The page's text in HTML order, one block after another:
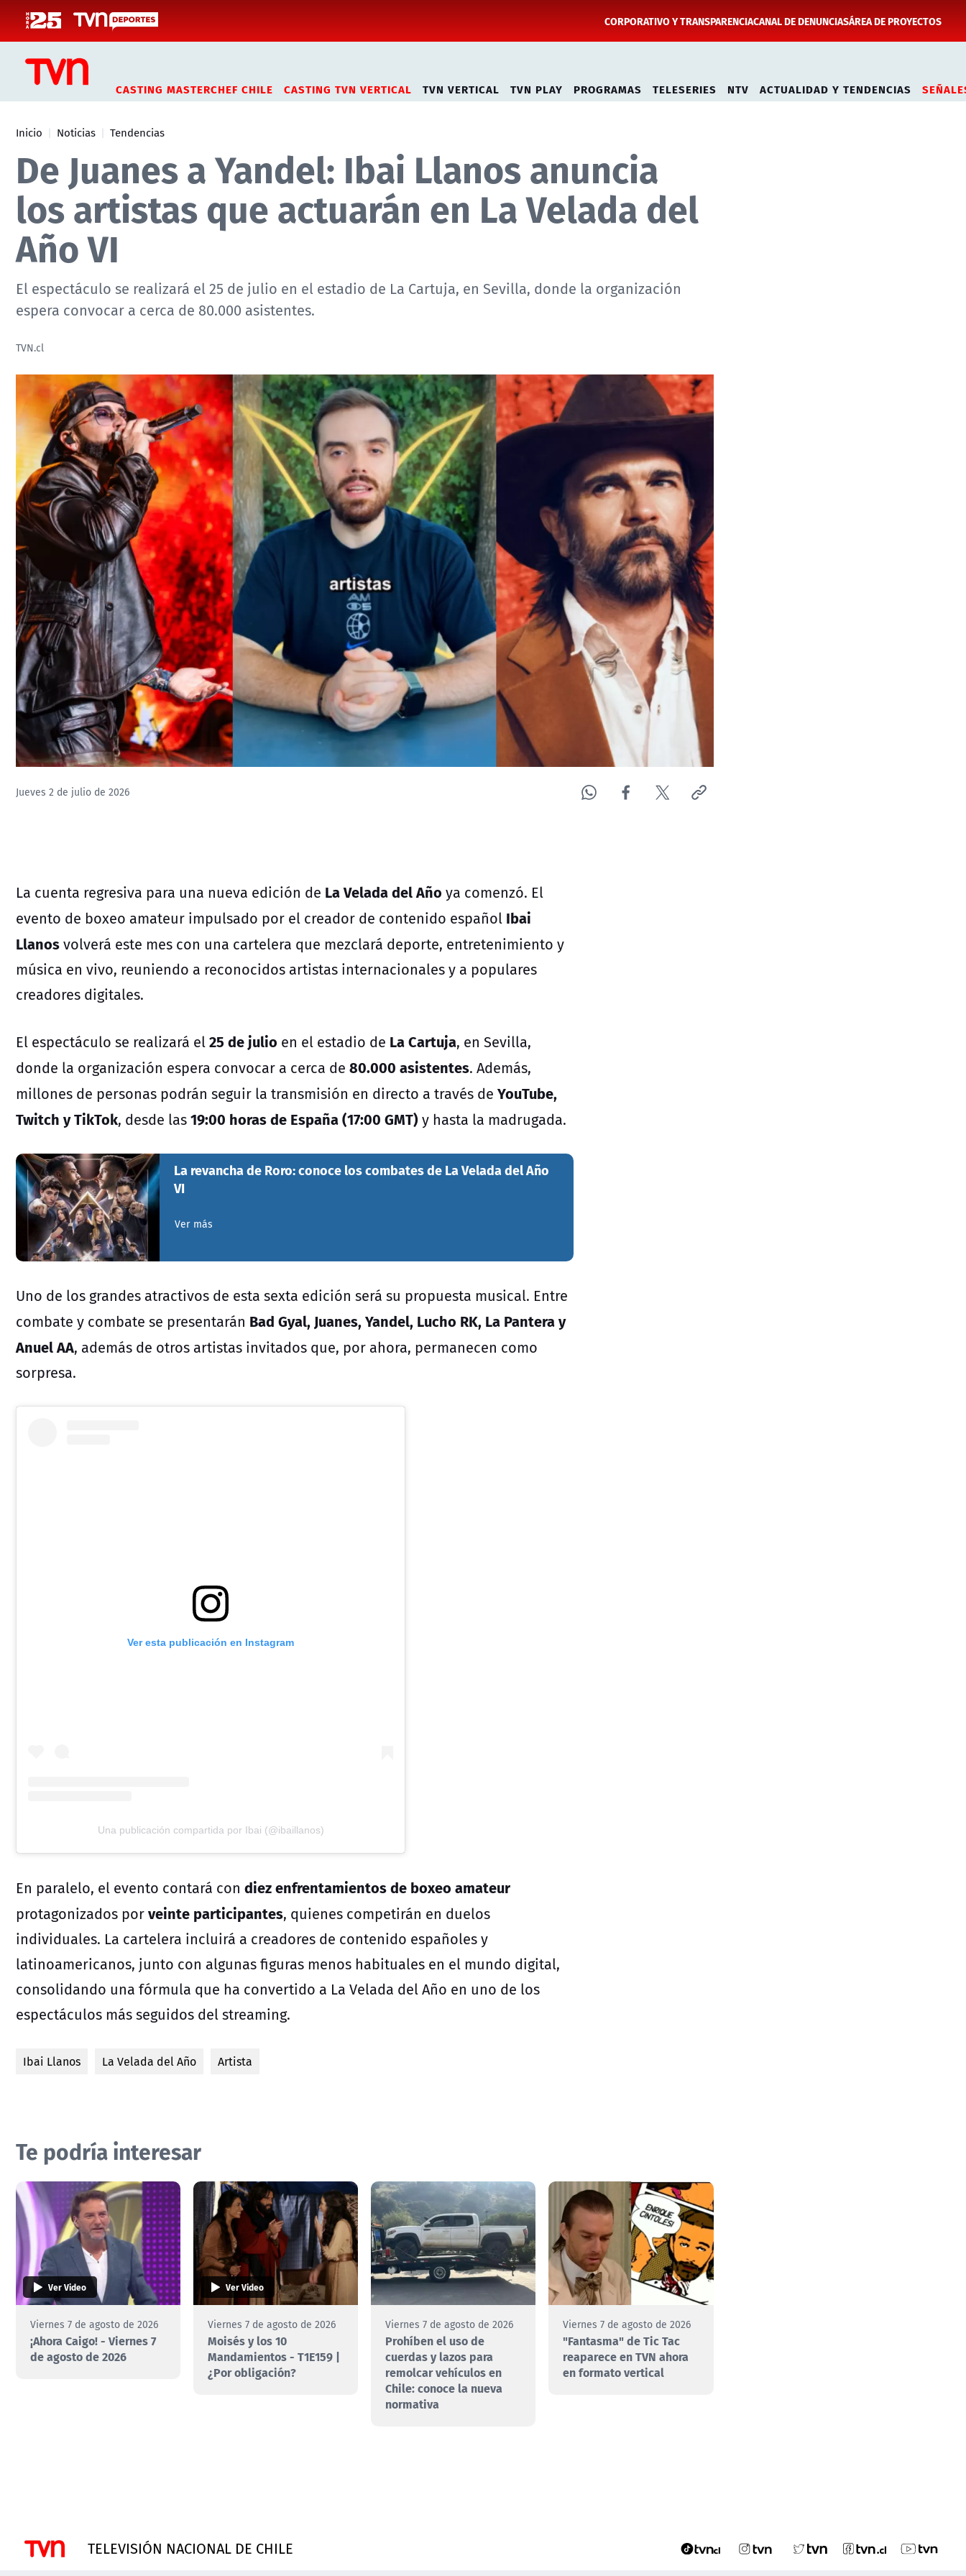
CORPORATIVO Y TRANSPARENCIACANAL DE DENUNCIASÁREA DE PROYECTOS
CASTING MASTERCHEF CHILE CASTING TVN VERTICAL TVN VERTICAL TVN PLAY PROGRAMAS TELESERIES NTV ACTUALIDAD Y TENDENCIAS
Inicio Noticias Tendencias
De Juanes a Yandel: Ibai Llanos anuncia
los artistas que actuarán en La Velada del
Año VI
El espectáculo se realizará el 25 de julio en el estadio de La Cartuja, en Sevilla, donde la organización
espera convocar a cerca de 80.000 asistentes.
TVN.cl
Jueves 2 de julio de 2026
La cuenta regresiva para una nueva edición de La Velada del Año ya comenzó. El
evento de boxeo amateur impulsado por el creador de contenido español Ibai
Llanosvolverá este mes con una cartelera que mezclará deporte, entretenimiento y
música en vivo, reuniendo a reconocidos artistas internacionales y a populares
creadores digitales.
El espectáculo se realizará el25 de julio en el estadio de La Cartuja, en Sevilla,
donde la organización espera convocar a cerca de 80.000 asistentes. Además,
millones de personas podrán seguir la transmisión en directo a través de YouTube,
Twitch y TikTok, desde las19:00 horas de España (17:00 GMT) y hasta la madrugada.
La revancha de Roro: conoce los combates de La Velada del Año
VI
Ver más
Uno de los grandes atractivos de esta sexta edición será su propuesta musical. Entre
combate y combate se presentarán Bad Gyal, Juanes, Yandel, Lucho RK, La Pantera y
Anuel AA, además de otros artistas invitados que, por ahora, permanecen como
sorpresa.
Ver esta publicación en Instagram
Una publicación compartida por Ibai (@ibaillanos)
En paralelo, el evento contará con diez enfrentamientos de boxeo amateur
protagonizados porveinte participantes, quienes competirán en duelos
individuales. La cartelera incluirá a creadores de contenido españoles y
latinoamericanos, junto con algunas figuras menos habituales en el mundo digital,
consolidando una fórmula que ha convertido a La Velada del Año en uno de los
espectáculos más seguidos del streaming.
Ibai Llanos La Velada del Año Artista
Te podría interesar
Ver Video
Viernes 7 de agosto de 2026
¡Ahora Caigo! - Viernes 7
de agosto de 2026
Ver Video
Viernes 7 de agosto de 2026
Moisés y los 10
Mandamientos - T1E159 |
¿Por obligación?
Viernes 7 de agosto de 2026
Prohíben el uso de
cuerdas y lazos para
remolcar vehículos en
Chile: conoce la nueva
normativa
Viernes 7 de agosto de 2026
"Fantasma" de Tic Tac
reaparece en TVN ahora
en formato vertical
TELEVISIÓN NACIONAL DE CHILE